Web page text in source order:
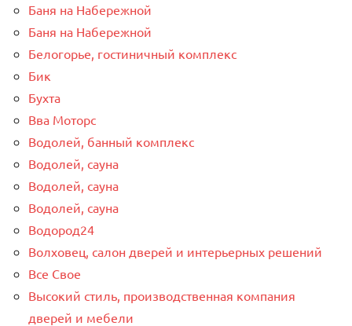
Баня на Набережной
Баня на Набережной
Белогорье, гостиничный комплекс
Бик
Бухта
Вва Моторс
Водолей, банный комплекс
Водолей, сауна
Водолей, сауна
Водолей, сауна
Водород24
Волховец, салон дверей и интерьерных решений
Все Свое
Высокий стиль, производственная компания
дверей и мебели